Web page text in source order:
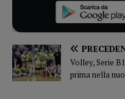
Volley, Serie
prima nella